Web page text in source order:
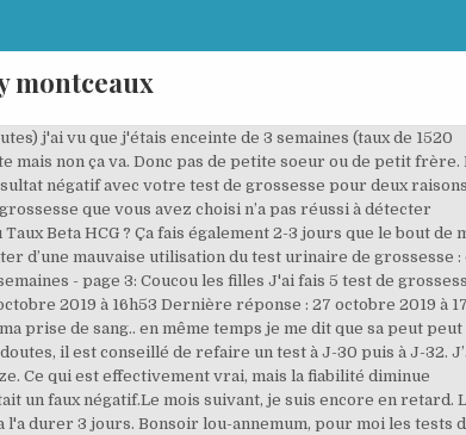
montceaux
j'ai vu que j'étais enceinte de 3 semaines (taux de 1520
non ça va. Donc pas de petite soeur ou de petit frère.
négatif avec votre test de grossesse pour deux
que vous avez choisi n’a pas réussi à détecter
Beta HCG ? Ça fais également 2-3 jours que le bout de
d’une mauvaise utilisation du test urinaire de grossesse :
- page 3: Coucou les filles J'ai fais 5 test de
2019 à 16h53 Dernière réponse : 27 octobre 2019 à
prise de sang.. en même temps je me dit que sa peut
il est conseillé de refaire un test à J-30 puis à J-32.
Ce qui est effectivement vrai, mais la fiabilité diminue
un faux négatif.Le mois suivant, je suis encore en retard.
l'a durer 3 jours. Bonsoir lou-annemum, pour moi les tests